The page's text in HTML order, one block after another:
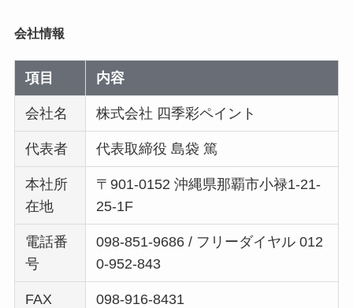
会社情報
項目 内容
会社名 株式会社 四季彩ペイント
代表者 代表取締役 島袋 篤
本社所
在地
〒901-0152 沖縄県那覇市小禄1-21-
25-1F
電話番
号
098-851-9686 / フリーダイヤル 012
0-952-843
FAX 098-916-8431